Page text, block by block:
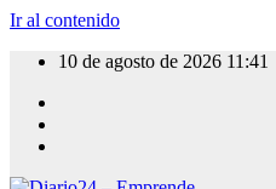
Ir al contenido
10 de agosto de 2026 11:41